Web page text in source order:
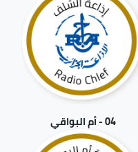
04 - أم البواقي